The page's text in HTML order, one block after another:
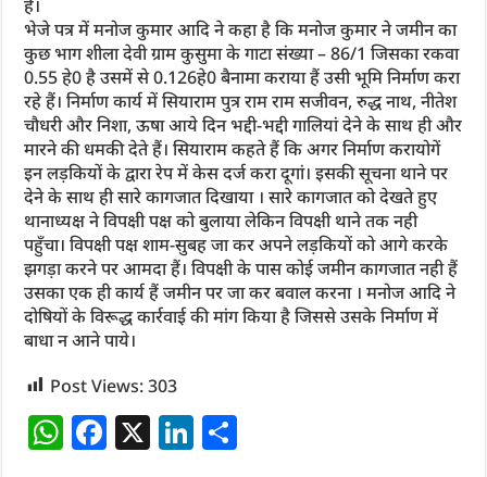
है।
भेजे पत्र में मनोज कुमार आदि ने कहा है कि मनोज कुमार ने जमीन का
कुछ भाग शीला देवी ग्राम कुसुमा के गाटा संख्या – 86/1 जिसका रकवा
0.55 हे0 है उसमें से 0.126हे0 बैनामा कराया हैं उसी भूमि निर्माण करा
रहे हैं। निर्माण कार्य में सियाराम पुत्र राम राम सजीवन, रुद्ध नाथ, नीतेश
चौधरी और निशा, ऊषा आये दिन भद्दी-भद्दी गालियां देने के साथ ही और
मारने की धमकी देते हैं। सियाराम कहते हैं कि अगर निर्माण करायोगें
इन लड़कियों के द्वारा रेप में केस दर्ज करा दूगां। इसकी सूचना थाने पर
देने के साथ ही सारे कागजात दिखाया । सारे कागजात को देखते हुए
थानाध्यक्ष ने विपक्षी पक्ष को बुलाया लेकिन विपक्षी थाने तक नही
पहुँचा। विपक्षी पक्ष शाम-सुबह जा कर अपने लड़कियों को आगे करके
झगड़ा करने पर आमदा हैं। विपक्षी के पास कोई जमीन कागजात नही हैं
उसका एक ही कार्य हैं जमीन पर जा कर बवाल करना । मनोज आदि ने
दोषियों के विरूद्ध कार्रवाई की मांग किया है जिससे उसके निर्माण में
बाधा न आने पाये।
Post Views:303
W F X Li